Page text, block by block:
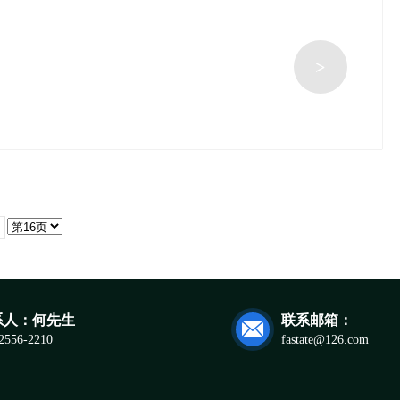
>
人：何先生
2210
 联系邮箱：
fastate@126.com